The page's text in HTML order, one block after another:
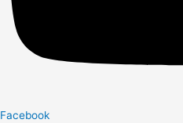
Facebook